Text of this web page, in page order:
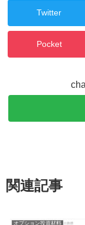
Twitter
Pocket
関連記事
オプション投資材料